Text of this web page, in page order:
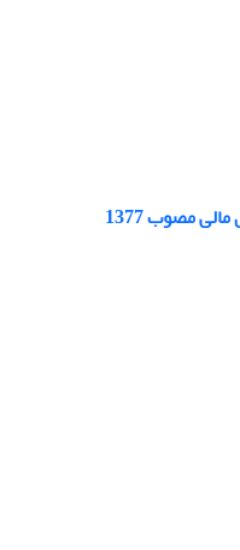
مصوب 1377